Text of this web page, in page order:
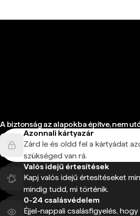
A biztonság az alapokba építve, nem
Azonnali kártyazár
Zárd le és oldd fel a kártyádat
szükséged van rá.
Valós idejű értesítések
Kapj valós idejű értesítéseket
mindig tudd, mi történik.
0-24 csalásvédelem
Éjjel-nappali csalásfigyelés,